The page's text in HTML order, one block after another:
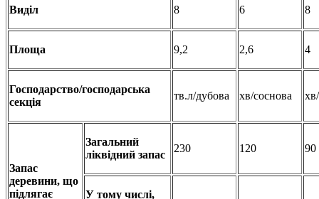
Виділ 8 6 8
Площа 9,2 2,6 4
Господарство/господарська
секція
тв.л/дубова хв/соснова
Запас
деревини, що
підлягає
Загальний
ліквідний запас
230 120 90
У тому числі,